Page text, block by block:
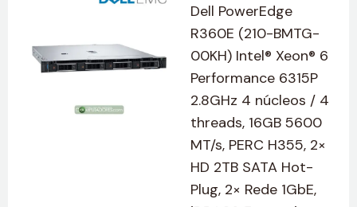
Dell PowerEdge
R360E (210-BMTG-
00KH) Intel® Xeon® 6
Performance 6315P
2.8GHz 4 núcleos / 4
threads, 16GB 5600
MT/s, PERC H355, 2×
HD 2TB SATA Hot-
Plug, 2× Rede 1GbE,